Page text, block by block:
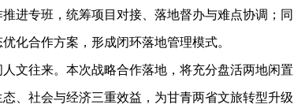
专班，统筹项目对接、落地督办与难点协调；同
化合作方案，形成闭环落地管理模式。
往来。本次战略合作落地，将充分盘活两地闲置
、社会与经济三重效益，为甘青两省文旅转型升级